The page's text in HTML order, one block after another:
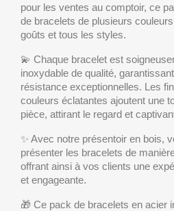
pour les ventes au comptoir, ce
de bracelets de plusieurs
goûts et tous les styles.
💫 Chaque bracelet est
inoxydable de qualité,
résistance exceptionnelles. Les
couleurs éclatantes ajoutent une
pièce, attirant le regard et
✨ Avec notre présentoir en bois,
présenter les bracelets de
offrant ainsi à vos clients une
et engageante.
🎁 Ce pack de bracelets en acier